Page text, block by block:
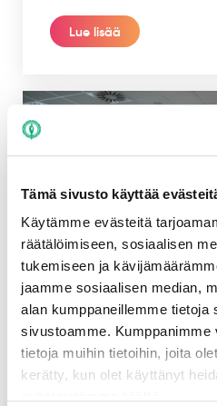
Tämä sivusto käyttää
Käytämme evästeitä
räätälöimiseen, sosiaalisen
tukemiseen ja
jaamme sosiaalisen median,
alan kumppaneillemme tietoja
sivustoamme. Kumppanimme
tietoja muihin tietoihin, joita
kerätty, kun olet käyttänyt
Lue lisää
Liikunta-appro
Liikunta-approilla
osallistumaan